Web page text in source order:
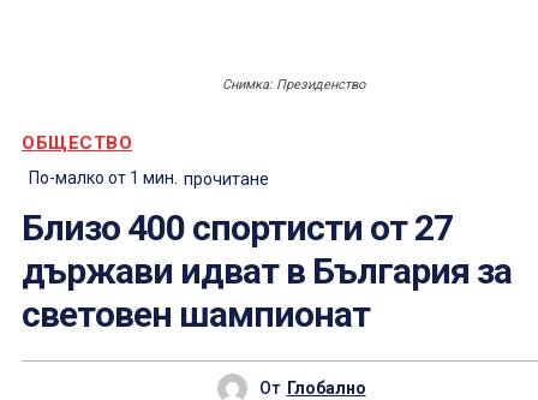
Снимка: Президенство
ОБЩЕСТВО
По-малко от 1 мин. прочитане
Близо 400 спортисти от 27
държави идват в България за
световен шампионат
От Глобално